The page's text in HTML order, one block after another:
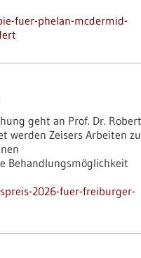
fuer-phelan-mcdermid-
geht an Prof. Dr. Robert
werden Zeisers Arbeiten
Behandlungsmöglichkeit
2026-fuer-freiburger-